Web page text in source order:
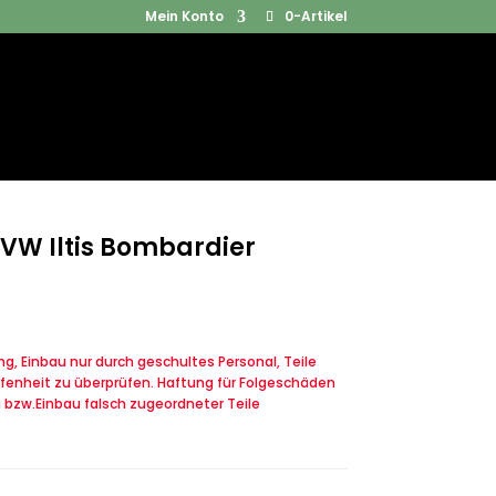
Mein Konto 0-Artikel
Products
Iltis Bombardier
Einbau nur durch geschultes Personal, Teile
zu überprüfen. Haftung für Folgeschäden
falsch zugeordneter Teile